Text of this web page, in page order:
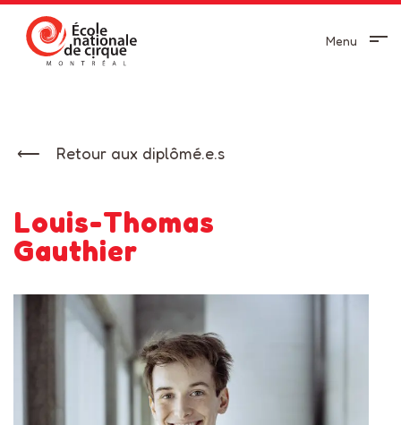
Menu
Retour aux diplômé.e.s
Louis-Thomas
Gauthier